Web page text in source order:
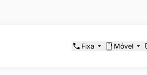
Fixa Móvel